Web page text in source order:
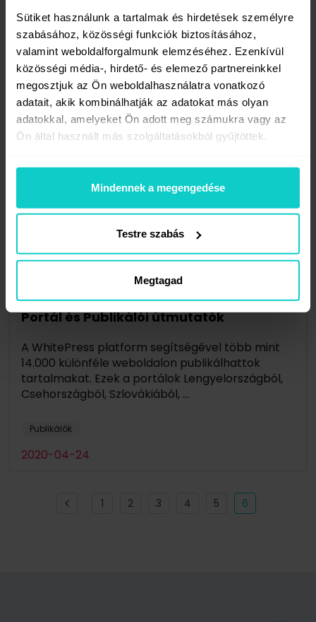
Sütiket használunk a tartalmak és hirdetések személyre
szabásához, közösségi funkciók biztosításához,
valamint weboldalforgalmunk elemzéséhez. Ezenkívül
közösségi média-, hirdető- és elemező partnereinkkel
megosztjuk az Ön weboldalhasználatra vonatkozó
adatait, akik kombinálhatják az adatokat más olyan
adatokkal, amelyeket Ön adott meg számukra vagy az
Ön által használt más szolgáltatásokból gyűjtöttek.
Mindennek a megengedése
Testre szabás
Megtagad
ügyfeleket arról, hogy mit várnak a publikálóktól
és mi teszi számukra vonzóvá az ajánlataikat.
A válaszaik alapján ...
Publikálók
2020-04-29
Portál és Publikálói útmutatók
A WhitePress platform segítségével több mint
14.000 különféle weboldalon publikálhattok
tartalmakat. Ezek a portálok Lengyelországból,
Csehországból, Szlovákiából, ...
Publikálók
2020-04-24
1 2 3 4 5 6